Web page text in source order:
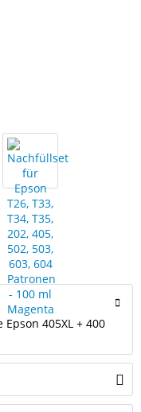
405XL + 400